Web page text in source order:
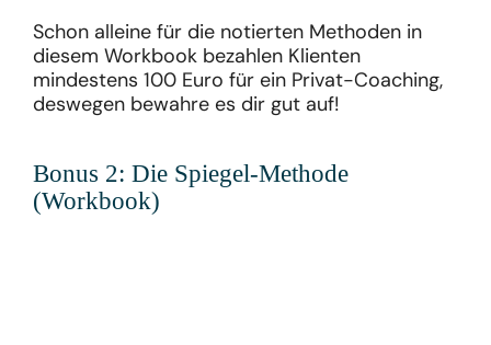
Schon alleine für die notierten Methoden in
diesem Workbook bezahlen Klienten
mindestens 100 Euro für ein Privat-Coaching,
deswegen bewahre es dir gut auf!
Bonus 2: Die Spiegel-Methode
(Workbook)